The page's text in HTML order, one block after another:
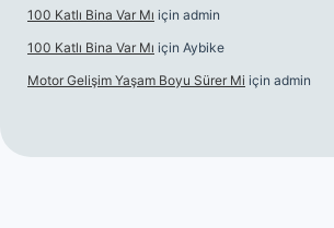
100 Katlı Bina Var Mı için admin
100 Katlı Bina Var Mı için Aybike
Motor Gelişim Yaşam Boyu Sürer Mi için admin